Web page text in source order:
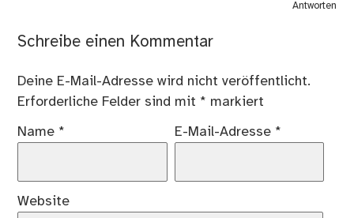
Antworten
Schreibe einen Kommentar
Deine E-Mail-Adresse wird nicht veröffentlicht.
Erforderliche Felder sind mit * markiert
Name * E-Mail-Adresse *
Website